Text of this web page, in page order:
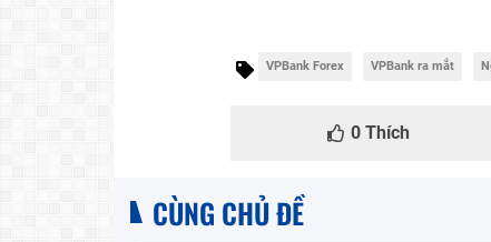
VPBank Forex VPBank ra mắt
0 Thích
CÙNG CHỦ ĐỀ